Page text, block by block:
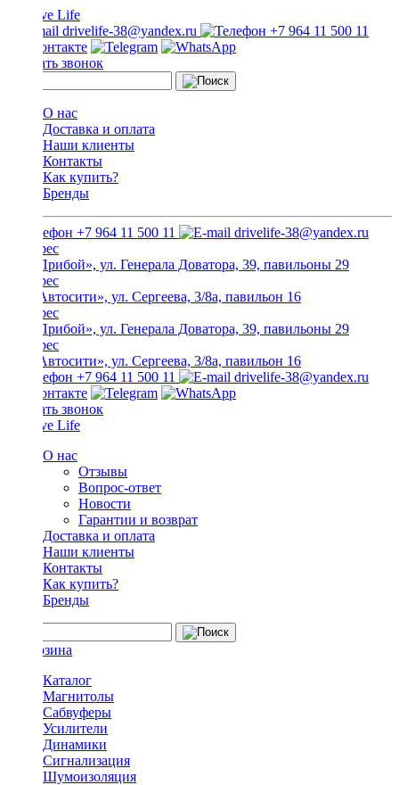
drivelife-38@yandex.ru +7 964 11 500 11
Заказать звонок
О нас
Доставка и оплата
Наши клиенты
Контакты
Как купить?
Бренды
+7 964 11 500 11 drivelife-38@yandex.ru
ТЦ «Прибой», ул. Генерала Доватора, 39, павильоны 29
ТЦ «Автосити», ул. Сергеева, 3/8а, павильон 16
ТЦ «Прибой», ул. Генерала Доватора, 39, павильоны 29
ТЦ «Автосити», ул. Сергеева, 3/8а, павильон 16
+7 964 11 500 11
drivelife-38@yandex.ru
Заказать звонок
О нас
Отзывы
Вопрос-ответ
Новости
Гарантии и возврат
Доставка и оплата
Наши клиенты
Контакты
Как купить?
Бренды
Каталог
Магнитолы
Сабвуферы
Усилители
Динамики
Сигнализация
Шумоизоляция